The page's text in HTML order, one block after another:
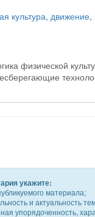
культура, движение,
физической
укажите:
материала;
и актуальность
упорядоченность,